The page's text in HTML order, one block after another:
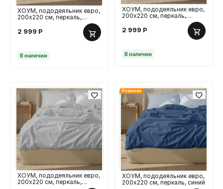
ХОУМ, пододеяльник евро,
200х220 см, перкаль,
2 999 Р
В наличии
ХОУМ, пододеяльник евро,
200х220 см, перкаль,
2 999 Р
В наличии
ХОУМ, пододеяльник евро,
200х220 см, перкаль,
Новинка
ХОУМ, пододеяльник евро,
200х220 см, перкаль, синий